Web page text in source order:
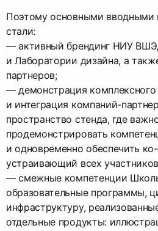
Поэтому основными вводными
стали:
— активный брендинг НИУ
и Лаборатории дизайна, а
партнеров;
— демонстрация комплексного
и интеграция компаний-
пространство стенда, где
продемонстрировать
и одновременно обеспечить
устраивающий всех
— смежные компетенции
образовательные программы,
инфраструктуру,
отдельные продукты: